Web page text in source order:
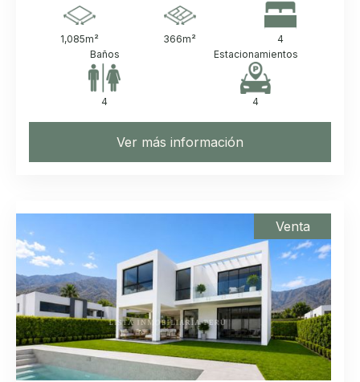
1,085m² 366m²
4
Baños
4
Estacionamientos
4
Ver más información
Venta